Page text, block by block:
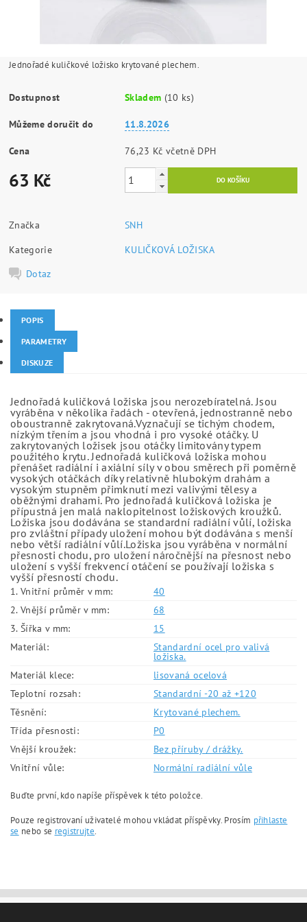
Jednořadé kuličkové ložisko krytované plechem.
Dostupnost Skladem (10 ks)
Můžeme doručit do 11.8.2026
Cena 76,23 Kč včetně DPH
63 Kč
Značka
SNH
Kategorie
KULIČKOVÁ LOŽISKA
Dotaz
POPIS
PARAMETRY
DISKUZE
Jednořadá kuličková ložiska jsou nerozebíratelná. Jsou
vyráběna v několika řadách - otevřená, jednostranně nebo
oboustranně zakrytovaná.Vyznačují se tichým chodem,
nízkým třením a jsou vhodná i pro vysoké otáčky. U
zakrytovaných ložisek jsou otáčky limitovány typem
použitého krytu. Jednořadá kuličková ložiska mohou
přenášet radiální i axiální síly v obou směrech při poměrně
vysokých otáčkách díky relativně hlubokým drahám a
vysokým stupněm přimknutí mezi valivými tělesy a
oběžnými drahami. Pro jednořadá kuličková ložiska je
přípustná jen malá naklopitelnost ložiskových kroužků.
Ložiska jsou dodávána se standardní radiální vůlí, ložiska
pro zvláštní případy uložení mohou být dodávána s menší
nebo větší radiální vůlí.Ložiska jsou vyráběna v normální
přesnosti chodu, pro uložení náročnější na přesnost nebo
uložení s vyšší frekvencí otáčení se používají ložiska s
vyšší přesností chodu.
1. Vnitřní průměr v mm:
40
2. Vnější průměr v mm:
68
3. Šířka v mm:
15
Materiál:
Standardní ocel pro valivá
ložiska.
Materiál klece:
lisovaná ocelová
Teplotní rozsah:
Standardní -20 až +120
Těsnění:
Krytované plechem.
Třída přesnosti:
P0
Vnější kroužek:
Bez příruby / drážky.
Vnitřní vůle:
Normální radiální vůle
Buďte první, kdo napíše příspěvek k této položce.
Pouze registrovaní uživatelé mohou vkládat příspěvky. Prosím přihlaste
se nebo se registrujte.